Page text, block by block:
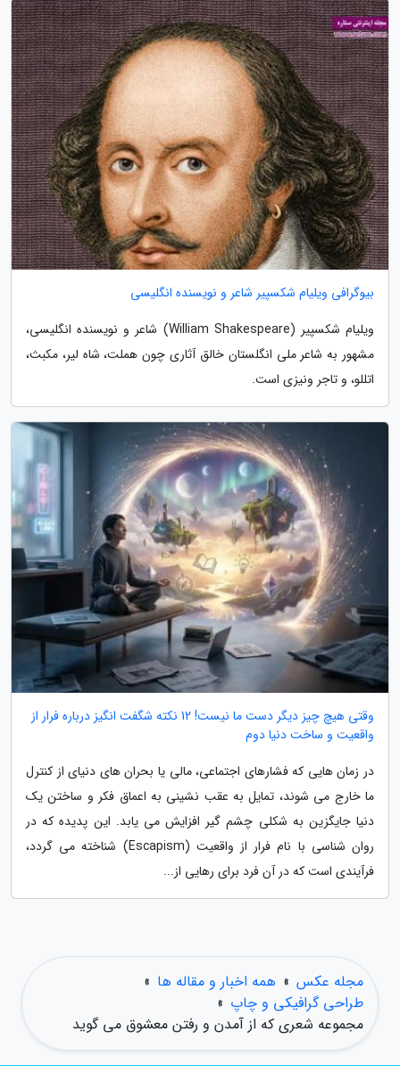
بیوگرافی ویلیام شکسپیر شاعر و نویسنده انگلیسی
ویلیام شکسپیر (William Shakespeare) شاعر و نویسنده انگلیسی،
مشهور به شاعر ملی انگلستان خالق آثاری چون هملت، شاه لیر، مکبث،
اتللو، و تاجر ونیزی است.
وقتی هیچ چیز دیگر دست ما نیست! 12 نکته شگفت انگیز درباره فرار از
واقعیت و ساخت دنیا دوم
در زمان هایی که فشارهای اجتماعی، مالی یا بحران های دنیای از کنترل
ما خارج می شوند، تمایل به عقب نشینی به اعماق فکر و ساختن یک
دنیا جایگزین به شکلی چشم گیر افزایش می یابد. این پدیده که در
روان شناسی با نام فرار از واقعیت (Escapism) شناخته می گردد،
فرآیندی است که در آن فرد برای رهایی از...
مجله عکس » همه اخبار و مقاله ها »
طراحی گرافیکی و چاپ »
مجموعه شعری که از آمدن و رفتن معشوق می گوید